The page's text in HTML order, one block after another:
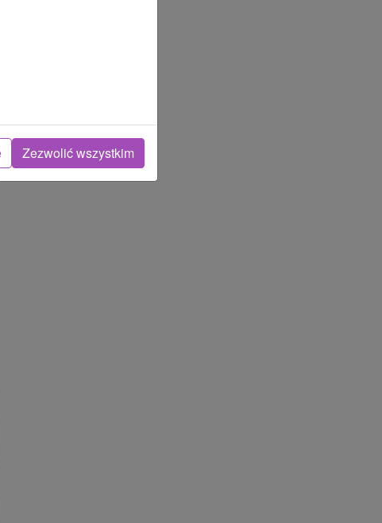
Zezwolić wszystkim